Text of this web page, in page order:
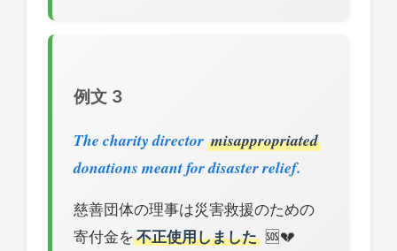
例文 3
The charity director misappropriated
donations meant for disaster relief.
慈善団体の理事は災害救援のための
寄付金を 不正使用しました🆘💔